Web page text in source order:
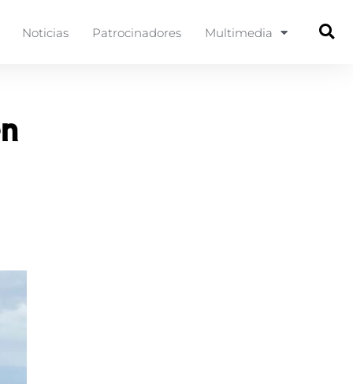
Noticias Patrocinadores Multimedia